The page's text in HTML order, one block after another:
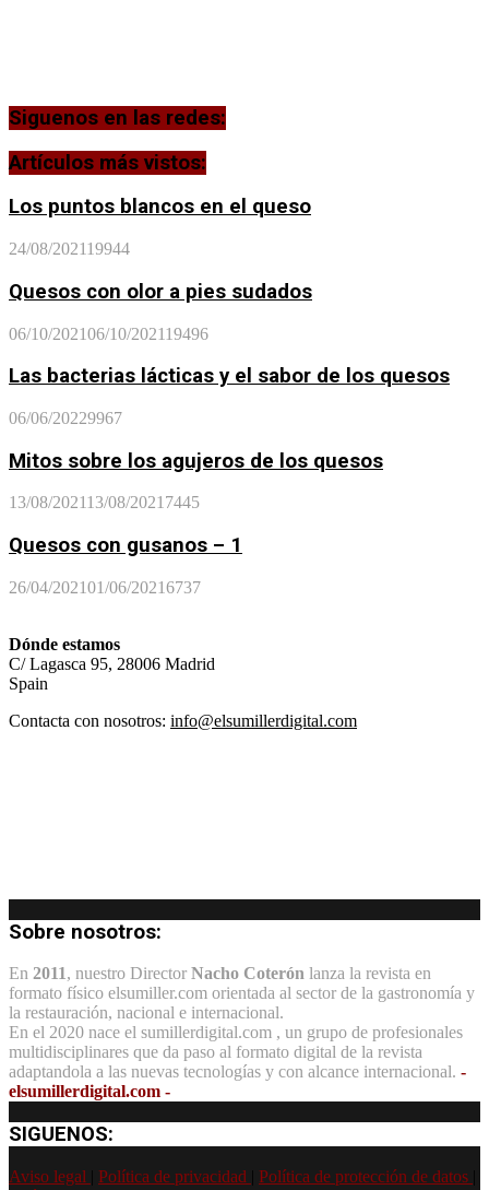
Siguenos en las redes:
Artículos más vistos:
Los puntos blancos en el queso
24/08/202119944
Quesos con olor a pies sudados
06/10/202106/10/202119496
Las bacterias lácticas y el sabor de los quesos
06/06/20229967
Mitos sobre los agujeros de los quesos
13/08/202113/08/20217445
Quesos con gusanos – 1
26/04/202101/06/20216737
Dónde estamos
C/ Lagasca 95, 28006 Madrid
Spain
Contacta con nosotros: info@elsumillerdigital.com
Sobre nosotros:
En 2011, nuestro Director Nacho Coterón lanza la revista en
formato físico elsumiller.com orientada al sector de la gastronomía y
la restauración, nacional e internacional.
En el 2020 nace el sumillerdigital.com , un grupo de profesionales
multidisciplinares que da paso al formato digital de la revista
adaptandola a las nuevas tecnologías y con alcance internacional. -
elsumillerdigital.com -
SIGUENOS:
Aviso legal Política de privacidad Política de protección de datos